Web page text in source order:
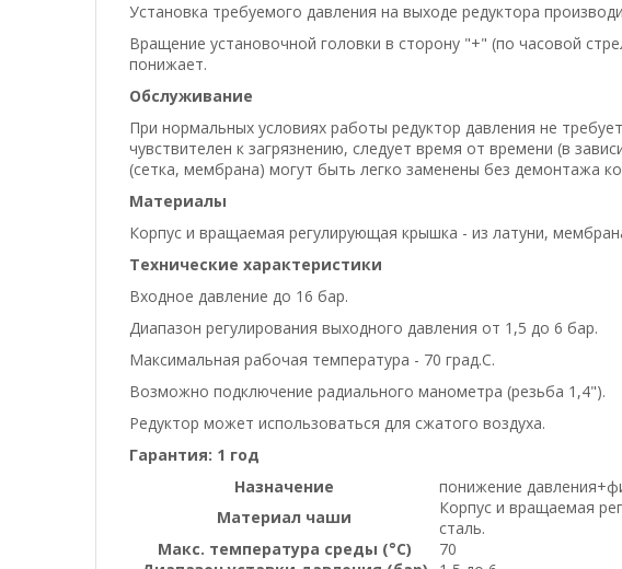
Установка требуемого давления на выходе редуктора
Вращение установочной головки в сторону "+" (по часовой
понижает.
Обслуживание
При нормальных условиях работы редуктор давления не
чувствителен к загрязнению, следует время от времени (в
(сетка, мембрана) могут быть легко заменены без демонтажа
Материалы
Корпус и вращаемая регулирующая крышка - из латуни,
Технические характеристики
Входное давление до 16 бар.
Диапазон регулирования выходного давления от 1,5 до 6 бар.
Максимальная рабочая температура - 70 град.С.
Возможно подключение радиального манометра (резьба 1,4").
Редуктор может использоваться для сжатого воздуха.
Гарантия: 1 год
Назначение
понижение
Материал чаши
Корпус и вращаемая
сталь.
Макс. температура среды (°C)
70